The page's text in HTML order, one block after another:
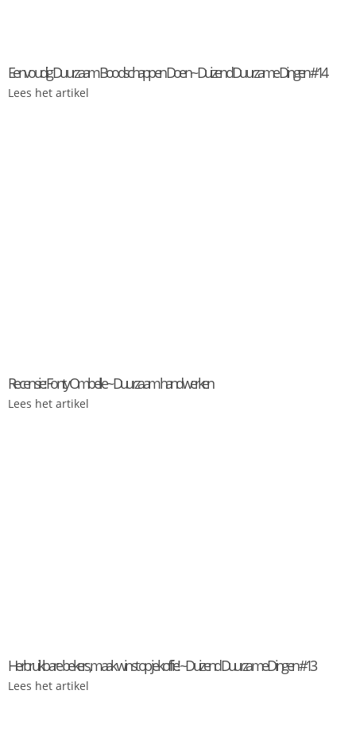
Eenvoudig Duurzaam Boodschappen Doen ~ Duizend Duurzame Dingen #14
Lees het artikel
Recensie: Fonty Ombelle ~ Duurzaam handwerken
Lees het artikel
Herbruikbare bekers, maak winst op je koffie! ~ Duizend Duurzame Dingen #13
Lees het artikel